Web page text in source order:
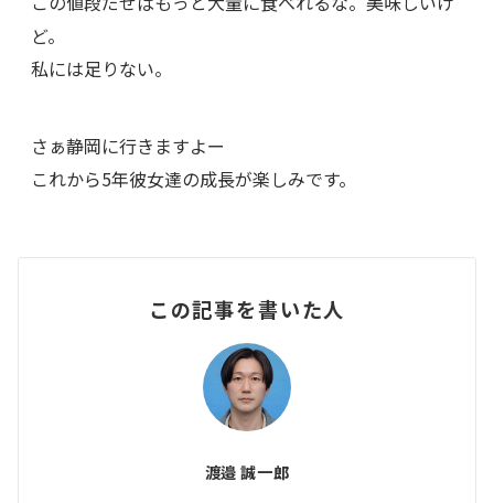
ど。
私には足りない。
さぁ静岡に行きますよー
これから5年彼女達の成長が楽しみです。
この記事を書いた人
渡邉 誠一郎